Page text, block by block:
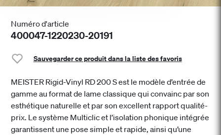
Numéro d'article
400047-1220230-20191
Sauvegarder ce produit dans la liste des favoris
MEISTER Rigid-Vinyl RD 200 S est le modèle d’entrée de
gamme au format de lame classique qui convainc par son
esthétique naturelle et par son excellent rapport qualité-
prix. Le système Multiclic et l’isolation phonique intégrée
garantissent une pose simple et rapide, ainsi qu’une